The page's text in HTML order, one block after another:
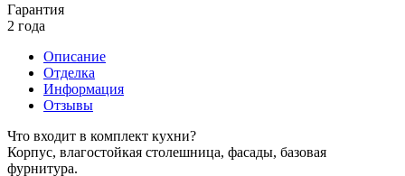
Гарантия
2 года
Описание
Отделка
Информация
Отзывы
Что входит в комплект кухни?
Корпус, влагостойкая столешница, фасады, базовая
фурнитура.